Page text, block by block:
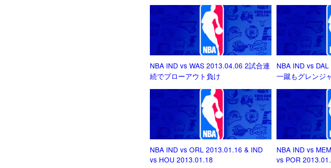
NBA IND vs WAS 2013.04.06 2試合連
続でブローアウト負け
NBA IND vs
一蹴もグレンジ
NBA IND vs ORL 2013.01.16 & IND
vs HOU 2013.01.18
NBA IND vs
vs POR